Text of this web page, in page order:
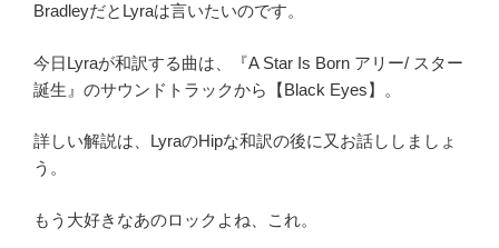
BradleyだとLyraは言いたいのです。
今日Lyraが和訳する曲は、『A Star Is Born アリー/ スター
誕生』のサウンドトラックから【Black Eyes】。
詳しい解説は、LyraのHipな和訳の後に又お話ししましょ
う。
もう大好きなあのロックよね、これ。